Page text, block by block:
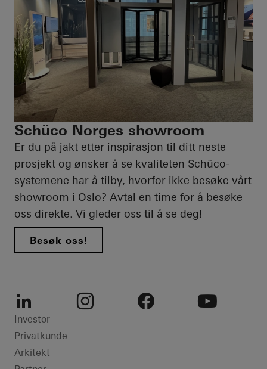
Schüco Norges showroom
Er du på jakt etter inspirasjon til ditt neste
prosjekt og ønsker å se kvaliteten Schüco-
systemene har å tilby, hvorfor ikke besøke vårt
showroom i Oslo? Avtal en time for å besøke
oss direkte. Vi gleder oss til å se deg!
Besøk oss!
LinkedIn
Investor
Privatkunde
Arkitekt